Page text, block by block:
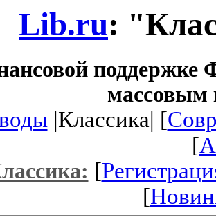
Lib.ru:
поддержке
массовым
|Классика| [
[
[
[